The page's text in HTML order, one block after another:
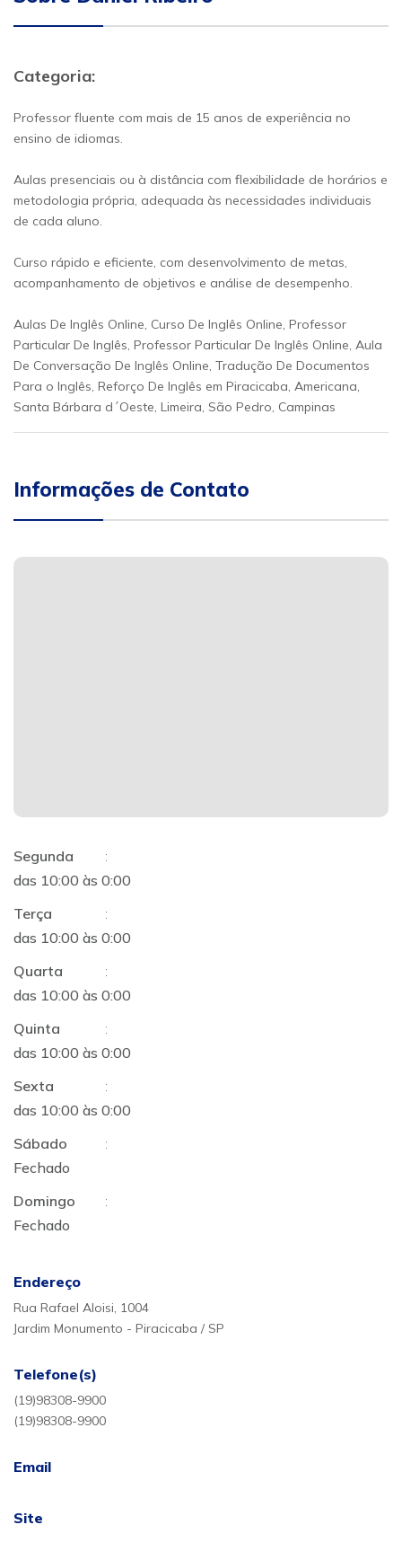
Categoria:
Professor fluente com mais de 15 anos de experiência no
ensino de idiomas.
Aulas presenciais ou à distância com flexibilidade de horários e
metodologia própria, adequada às necessidades individuais
de cada aluno.
Curso rápido e eficiente, com desenvolvimento de metas,
acompanhamento de objetivos e análise de desempenho.
Aulas De Inglês Online, Curso De Inglês Online, Professor
Particular De Inglês, Professor Particular De Inglês Online, Aula
De Conversação De Inglês Online, Tradução De Documentos
Para o Inglês, Reforço De Inglês em Piracicaba, Americana,
Santa Bárbara d´Oeste, Limeira, São Pedro, Campinas
Informações de Contato
Segunda
:
das 10:00 às 0:00
Terça
:
das 10:00 às 0:00
Quarta
:
das 10:00 às 0:00
Quinta
:
das 10:00 às 0:00
Sexta
:
das 10:00 às 0:00
Sábado
:
Fechado
Domingo
:
Fechado
Endereço
Rua Rafael Aloisi, 1004
Jardim Monumento - Piracicaba / SP
Telefone(s)
(19)98308-9900
(19)98308-9900
Email
Site